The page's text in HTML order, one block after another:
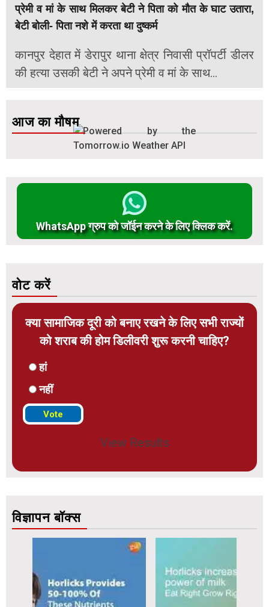
प्रेमी व मां के साथ मिलकर बेटी ने पिता को मौत के घाट उतारा,
बेटी बोली- पिता नशे में करता था दुष्कर्म
कानपुर देहात में डेरापुर थाना क्षेत्र निवासी प्रॉपर्टी डीलर
की हत्या उसकी बेटी ने अपने प्रेमी व मां के साथ...
आज का मौषम
WhatsApp ग्रुप को जॉईन करने के लिए क्लिक करें.
वोट करें
क्या सामाजिक दूरी को बनाए रखने के लिए सभी राज्यों
को शराब की होम डिलीवरी शुरू करनी चाहिए?
हां
नहीं
View Results
विज्ञापन बॉक्स